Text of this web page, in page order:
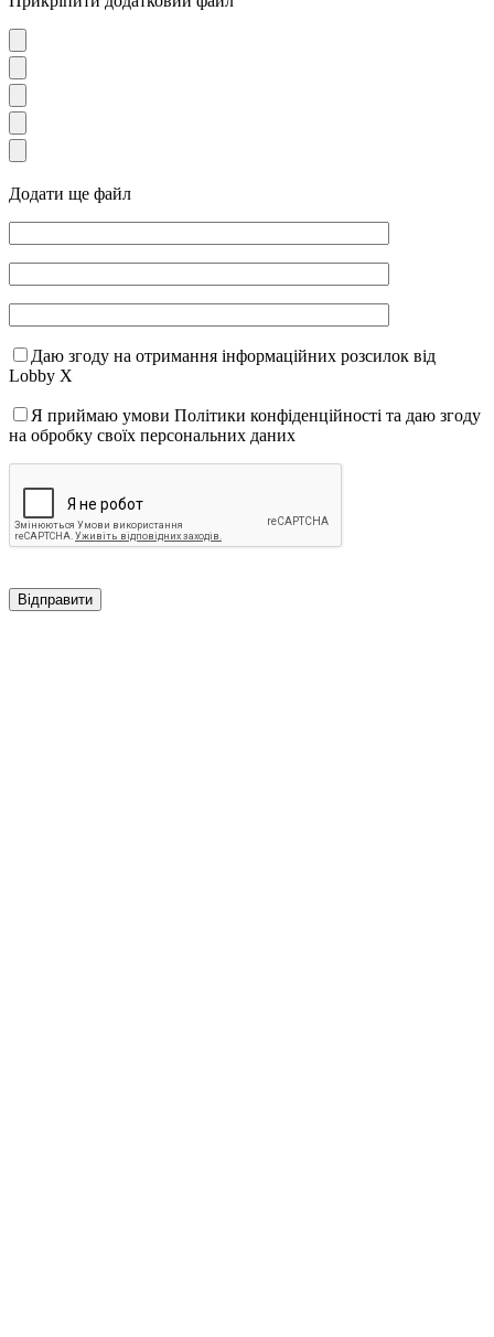
Додати ще файл
Даю згоду на отримання інформаційних розсилок від
Lobby X
Я приймаю умови Політики конфіденційності та даю згоду
на обробку своїх персональних даних